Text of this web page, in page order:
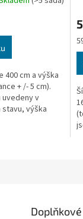
400 cm a výška
+ /- 5 cm).
v
výška